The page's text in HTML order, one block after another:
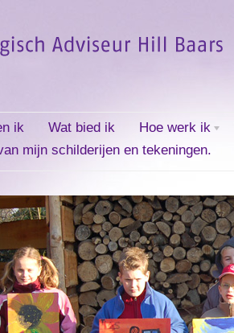
ik Wat bied ik Hoe werk ik
mijn schilderijen en tekeningen.